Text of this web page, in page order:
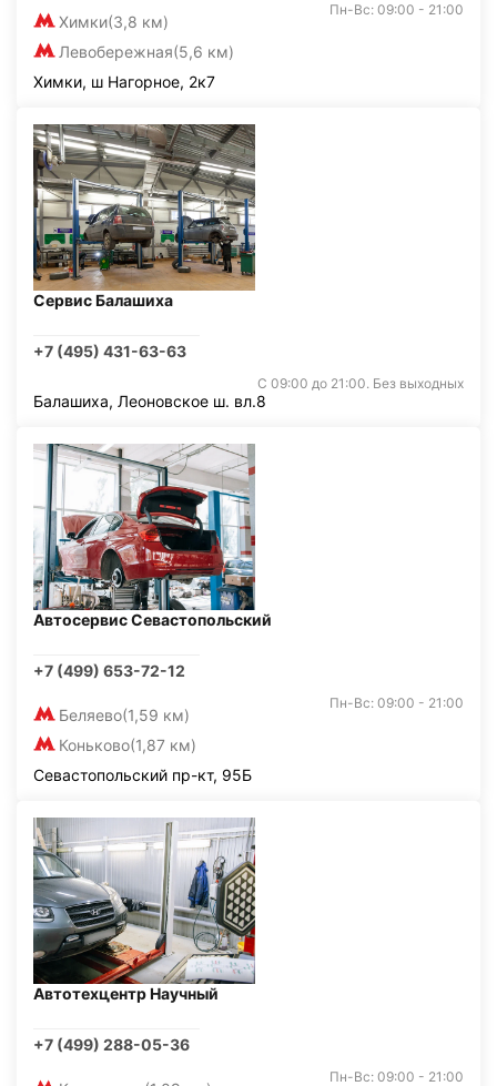
Химки(3,8 км)
Левобережная(5,6 км)
Пн-Вс: 09:00 - 21:00
Химки, ш Нагорное, 2к7
Сервис Балашиха
+7 (495) 431-63-63
С 09:00 до 21:00. Без выходных
Балашиха, Леоновское ш. вл.8
Автосервис Севастопольский
+7 (499) 653-72-12
Беляево(1,59 км)
Коньково(1,87 км)
Пн-Вс: 09:00 - 21:00
Севастопольский пр-кт, 95Б
Автотехцентр Научный
+7 (499) 288-05-36
Пн-Вс: 09:00 - 21:00